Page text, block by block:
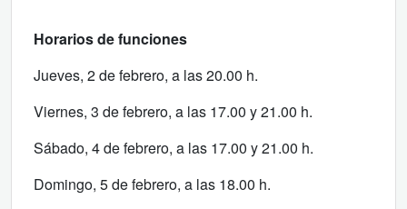
Horarios de funciones
Jueves, 2 de febrero, a las 20.00 h.
Viernes, 3 de febrero, a las 17.00 y 21.00 h.
Sábado, 4 de febrero, a las 17.00 y 21.00 h.
Domingo, 5 de febrero, a las 18.00 h.